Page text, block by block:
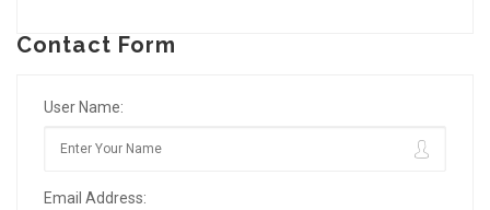
Contact Form
User Name:
Email Address: